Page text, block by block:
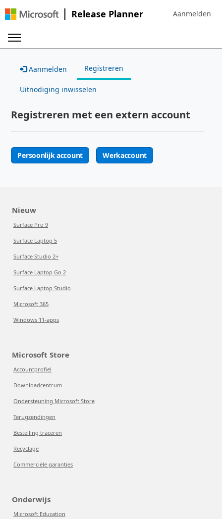
Release Planner Sign in to your
Aanmelden
Aanmelden Registreren
Uitnodiging inwisselen
Registreren met een extern account
Persoonlijk account Werkaccount
Nieuw
Surface Pro 9
Surface Laptop 5
Surface Studio 2+
Surface Laptop Go 2
Surface Laptop Studio
Microsoft 365
Windows 11-apps
Microsoft Store
Accountprofiel
Downloadcentrum
Ondersteuning Microsoft Store
Terugzendingen
Bestelling traceren
Recyclage
Commerciële garanties
Onderwijs
Microsoft Education